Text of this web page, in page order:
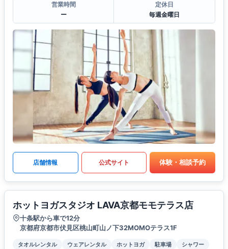
営業時間
ー
定休日
毎週金曜日
店舗情報 公式サイト 体験・相談予約
ホットヨガスタジオ LAVA京都モモテラス店
十条駅から車で12分
京都府京都市伏見区桃山町山ノ下32MOMOテラス1F
タオルレンタル ウェアレンタル ホットヨガ 駐車場
シャワー